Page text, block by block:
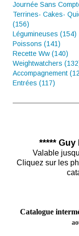
Journée Sans
Terrines- Cakes-
(156)
Légumineuses (154)
Poissons (141)
Recette Ww (140)
Weightwatchers
Accompagnement
Entrées (117)
***** Guy
Valable
Cliquez sur les
Catalogue